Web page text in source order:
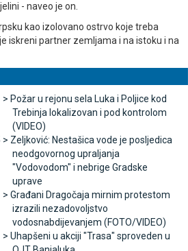
- naveo je on.
kao izolovano ostrvo koje treba
iskreni partner zemljama i na istoku i na
> Požar u rejonu sela Luka i Poljice kod
Trebinja lokalizovan i pod kontrolom
(VIDEO)
> Zeljković: Nestašica vode je posljedica
neodgovornog upraljanja
"Vodovodom" i nebrige Gradske
uprave
> Građani Dragočaja mirnim protestom
izrazili nezadovoljstvo
vodosnabdijevanjem (FOTO/VIDEO)
> Uhapšeni u akciji "Trasa" sproveden u